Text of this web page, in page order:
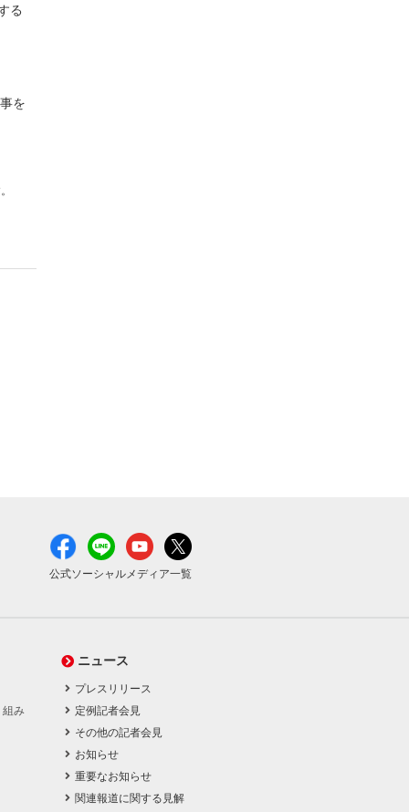
る
を
公式ソーシャルメディア一覧
組み
ニュース
プレスリリース
定例記者会見
その他の記者会見
お知らせ
重要なお知らせ
関連報道に関する見解